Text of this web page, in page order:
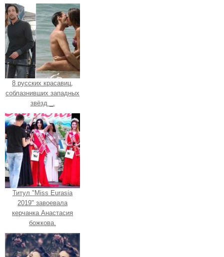
8 русских красавиц,
соблазнивших западных
звёзд _.
Титул "Miss Eurasia
2019" завоевала
керчанка Анастасия
божкова.